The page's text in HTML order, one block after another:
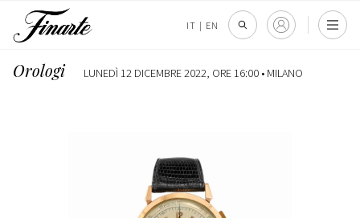
IT | EN
Orologi LUNEDÌ 12 DICEMBRE 2022, ORE 16:00 • MILANO